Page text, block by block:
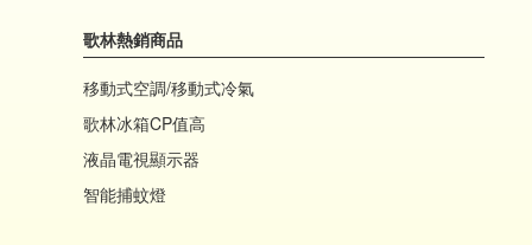
歌林熱銷商品
移動式空調/移動式冷氣
歌林冰箱CP值高
液晶電視顯示器
智能捕蚊燈